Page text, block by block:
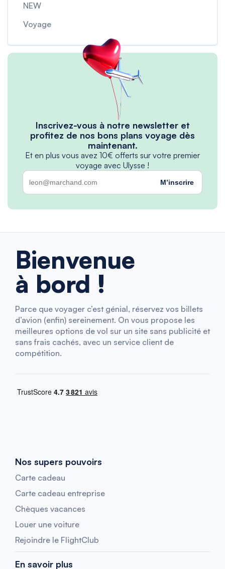
NEW
Voyage
Inscrivez-vous à notre newsletter et
profitez de nos bons plans voyage dès
maintenant.
Et en plus vous avez 10€ offerts sur votre premier
voyage avec Ulysse !
M’inscrire
Bienvenue
à bord !
Parce que voyager c’est génial, réservez vos billets
d’avion (enfin) sereinement. On vous propose les
meilleures options de vol sur un site sans publicité et
sans frais cachés, avec un service client de
compétition.
Nos supers pouvoirs
Carte cadeau
Carte cadeau entreprise
Chèques vacances
Louer une voiture
Rejoindre le FlightClub
En savoir plus